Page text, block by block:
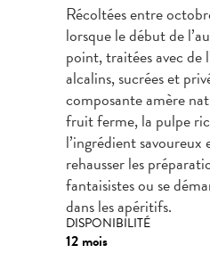
Récoltées entre
lorsque le début de
point, traitées avec de
alcalins, sucrées et
composante amère
fruit ferme, la pulpe
l’ingrédient
rehausser les
fantaisistes ou se
dans les apéritifs.
DISPONIBILITÉ
12 mois